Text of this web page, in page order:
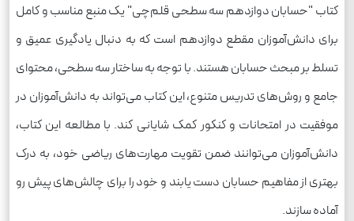
کتاب "حسابان دوازدهم سه سطحی قلم‌چی" یک منبع مناسب و کامل
برای دانش‌آموزان مقطع دوازدهم است که به دنبال یادگیری عمیق و
تسلط بر مبحث حسابان هستند. با توجه به ساختار سه سطحی، محتوای
جامع و روش‌های تدریس متنوع، این کتاب می‌تواند به دانش‌آموزان در
موفقیت در امتحانات و کنکور کمک شایانی کند. با مطالعه این کتاب،
دانش‌آموزان می‌توانند ضمن تقویت مهارت‌های ریاضی خود، به درک
بهتری از مفاهیم حسابان دست یابند و خود را برای چالش‌های پیش رو
آماده سازند.